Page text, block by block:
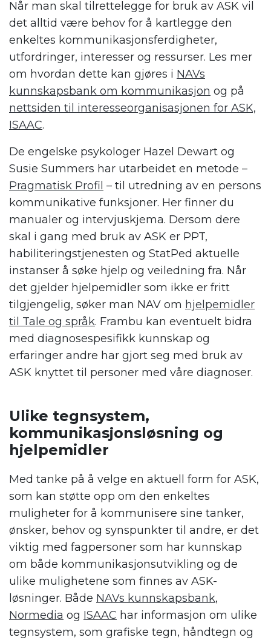
Når man skal tilrettelegge for bruk av ASK vil
det alltid være behov for å kartlegge den
enkeltes kommunikasjonsferdigheter,
utfordringer, interesser og ressurser. Les mer
om hvordan dette kan gjøres i NAVs
kunnskapsbank om kommunikasjon og på
nettsiden til interesseorganisasjonen for ASK,
ISAAC.
De engelske psykologer Hazel Dewart og
Susie Summers har utarbeidet en metode –
Pragmatisk Profil – til utredning av en persons
kommunikative funksjoner. Her finner du
manualer og intervjuskjema. Dersom dere
skal i gang med bruk av ASK er PPT,
habiliteringstjenesten og StatPed aktuelle
instanser å søke hjelp og veiledning fra. Når
det gjelder hjelpemidler som ikke er fritt
tilgjengelig, søker man NAV om hjelpemidler
til Tale og språk. Frambu kan eventuelt bidra
med diagnosespesifikk kunnskap og
erfaringer andre har gjort seg med bruk av
ASK knyttet til personer med våre diagnoser.
Ulike tegnsystem,
kommunikasjonsløsning og
hjelpemidler
Med tanke på å velge en aktuell form for ASK,
som kan støtte opp om den enkeltes
muligheter for å kommunisere sine tanker,
ønsker, behov og synspunkter til andre, er det
viktig med fagpersoner som har kunnskap
om både kommunikasjonsutvikling og de
ulike mulighetene som finnes av ASK-
løsninger. Både NAVs kunnskapsbank,
Normedia og ISAAC har informasjon om ulike
tegnsystem, som grafiske tegn, håndtegn og